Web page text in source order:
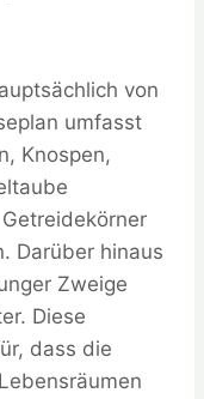
von
umfasst
Knospen,
Darüber hinaus
Zweige
Diese
dass die